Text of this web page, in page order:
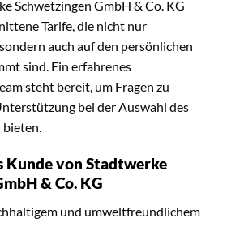
Schwetzingen GmbH & Co. KG
Tarife, die nicht nur
auch auf den persönlichen
sind. Ein erfahrenes
steht bereit, um Fragen zu
bei der Auswahl des
bieten.
Kunde von Stadtwerke
& Co. KG
und umweltfreundlichem